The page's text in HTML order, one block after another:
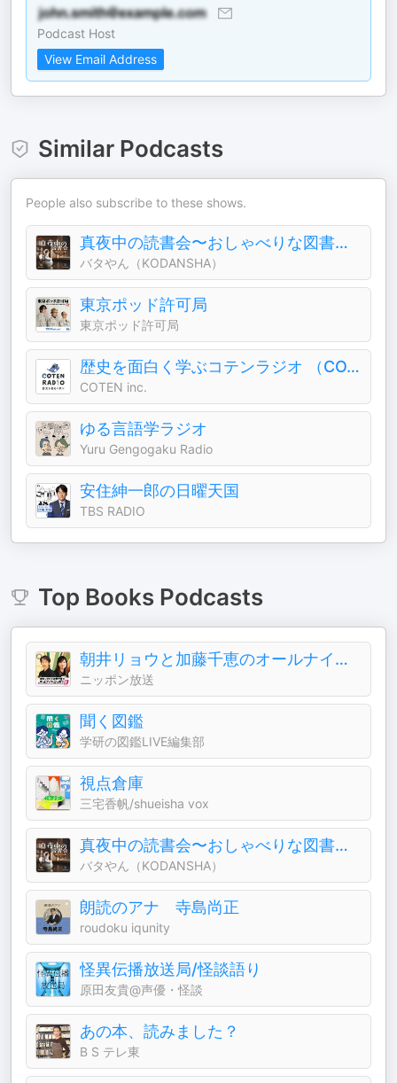
Podcast Host
View Email Address
Similar Podcasts
People also subscribe to these shows.
真夜中の読書会〜おしゃべりな図書室〜
バタやん（KODANSHA）
東京ポッド許可局
東京ポッド許可局
歴史を面白く学ぶコテンラジオ （COTEN RADIO）
COTEN inc.
ゆる言語学ラジオ
Yuru Gengogaku Radio
安住紳一郎の日曜天国
TBS RADIO
Top BooksPodcasts
朝井リョウと加藤千恵のオールナイトニッポン
ニッポン放送
聞く図鑑
学研の図鑑LIVE編集部
視点倉庫
三宅香帆/shueisha vox
真夜中の読書会〜おしゃべりな図書室〜
バタやん（KODANSHA）
朗読のアナ 寺島尚正
roudoku iqunity
怪異伝播放送局/怪談語り
原田友貴@声優・怪談
あの本、読みました？
B S テレ東